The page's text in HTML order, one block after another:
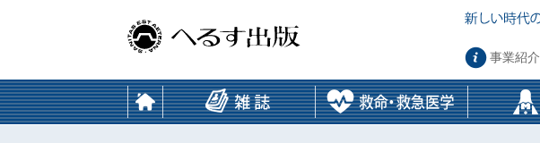
事業紹介